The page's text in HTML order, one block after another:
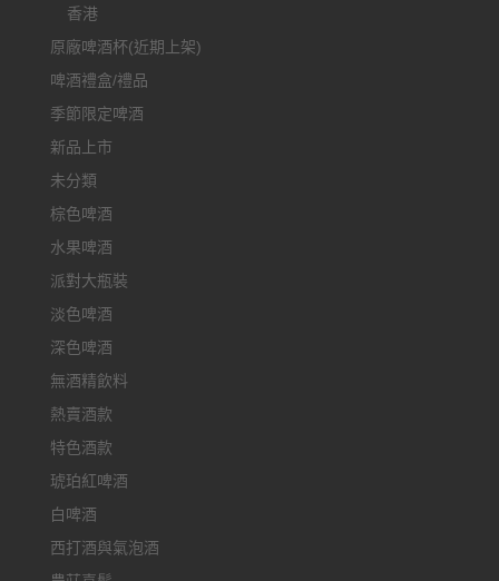
香港
原廠啤酒杯(近期上架)
啤酒禮盒/禮品
季節限定啤酒
新品上市
未分類
棕色啤酒
水果啤酒
派對大瓶裝
淡色啤酒
深色啤酒
無酒精飲料
熱賣酒款
特色酒款
琥珀紅啤酒
白啤酒
西打酒與氣泡酒